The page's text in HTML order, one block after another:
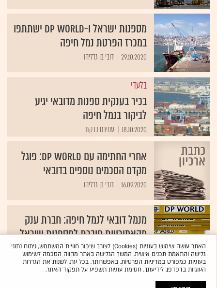
מספנות ישראל ו-DP WORLD ישתתפו
במכרז הפרטת נמל חיפה
29.10.2020 דובי בן גדליהו
בלעדי
בכיר בענקית ספנות מדובאי יגיע
לביקור בנמל חיפה
18.10.2020 עמירם ברקת
אחרי החתימה עם DP WORLD: פוגל
מקדם הסכמים נוספים בדובאי
16.09.2020 דובי בן גדליהו
מנמל דובאי לנמל חיפה: חברת ענק
מהאמירויות חוברת למספנות ישראל
15.09.2020 דובי בן גדליהו
האתר עושה שימוש בעוגיות (Cookies) לצורך שיפור חוויית המשתמש, ניתוח נתוני
גלישה והתאמת תכנים אישית. המשך הגלישה באתר מהווה הסכמה לשימוש
בעוגיות כמפורטבמדיניות הפרטיות. באפשרותך, בכל עת, לשנות את הגדרות
העוגיות בדפדפן. לידיעתך, חסימת עוגיות תשפיע על תפקוד האתר.